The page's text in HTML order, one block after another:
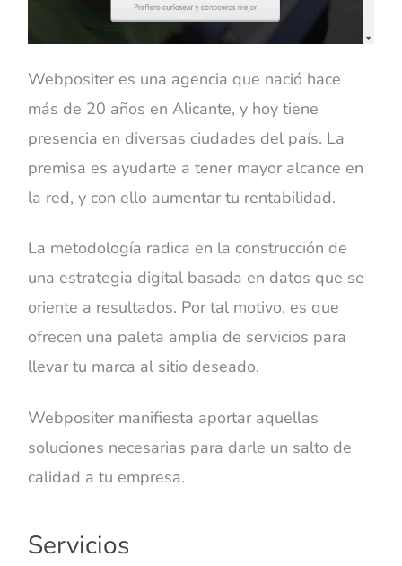
Webpositer es una agencia que nació hace
más de 20 años en Alicante, y hoy tiene
presencia en diversas ciudades del país. La
premisa es ayudarte a tener mayor alcance en
la red, y con ello aumentar tu rentabilidad.
La metodología radica en la construcción de
una estrategia digital basada en datos que se
oriente a resultados. Por tal motivo, es que
ofrecen una paleta amplia de servicios para
llevar tu marca al sitio deseado.
Webpositer manifiesta aportar aquellas
soluciones necesarias para darle un salto de
calidad a tu empresa.
Servicios